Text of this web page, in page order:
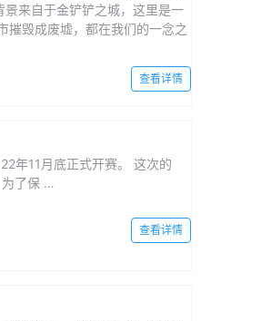
来自于金铲铲之城，这里是一
摧毁成废墟，都在我们的一念之
查看详情
年11月底正式开赛。 这次的
为了保 …
查看详情